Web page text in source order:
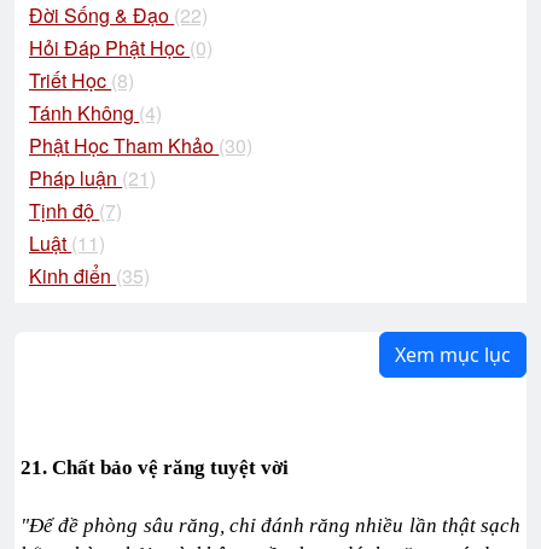
Đời Sống & Đạo (22)
Hỏi Đáp Phật Học (0)
Triết Học (8)
Tánh Không (4)
Phật Học Tham Khảo (30)
Pháp luận (21)
Tịnh độ (7)
Luật (11)
Kinh điển (35)
Xem mục lục
21. Chất bảo vệ răng tuyệt vời
"Để đề phòng sâu răng, chỉ đánh răng nhiều lần thật sạch